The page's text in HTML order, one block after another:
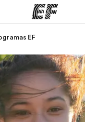
EF